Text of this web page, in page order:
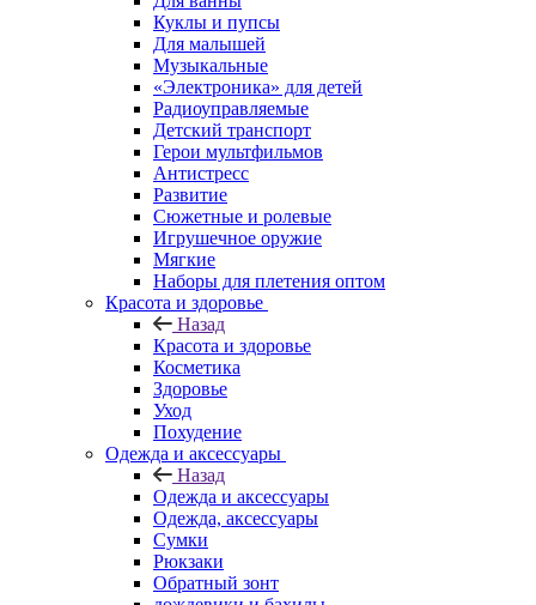
Куклы и пупсы
Для малышей
Музыкальные
«Электроника» для детей
Радиоуправляемые
Детский транспорт
Герои мультфильмов
Антистресс
Развитие
Сюжетные и ролевые
Игрушечное оружие
Мягкие
Наборы для плетения оптом
Красота и здоровье
Назад
Красота и здоровье
Косметика
Здоровье
Уход
Похудение
Одежда и аксессуары
Назад
Одежда и аксессуары
Одежда, аксессуары
Сумки
Рюкзаки
Обратный зонт